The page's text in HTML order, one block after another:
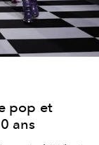
pop et
ans